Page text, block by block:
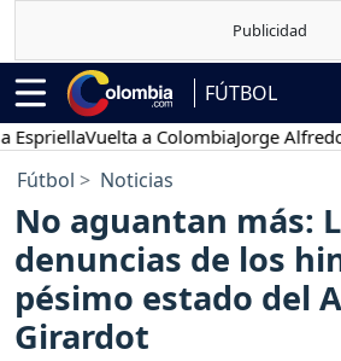
FÚTBOL
Vuelta a ColombiaJorge Alfredo
Fútbol Noticias
No aguantan más:
denuncias de los
pésimo estado del
Girardot